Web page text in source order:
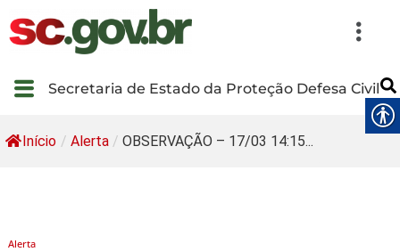
Secretaria de Estado da Proteção Defesa Civil
Início / Alerta / OBSERVAÇÃO – 17/03 14:15...
Alerta